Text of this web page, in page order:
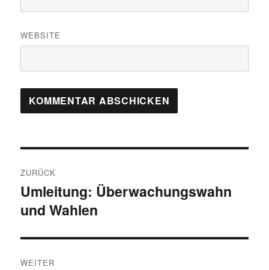
WEBSITE
ZURÜCK
Vorheriger
Beitrag:
Umleitung: Überwachungswahn
und Wahlen
WEITER